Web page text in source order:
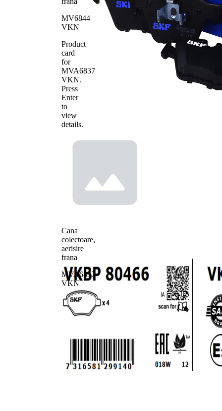
Numar
WVA
23794
Numar
23968
Numar de
placute
MV6844
VKN
Product
card
for
MVA6837
VKN.
Press
Enter
to
view
details.
Cana
colectoare,
aerisire
frana
MVA6837
VKN